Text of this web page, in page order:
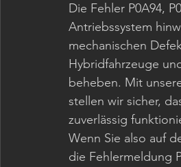
Die Fehler P0A94,
Antriebssystem
mechanischen
Hybridfahrzeuge
beheben. Mit
stellen wir sicher,
zuverlässig
Wenn Sie also auf
die Fehlermeldung